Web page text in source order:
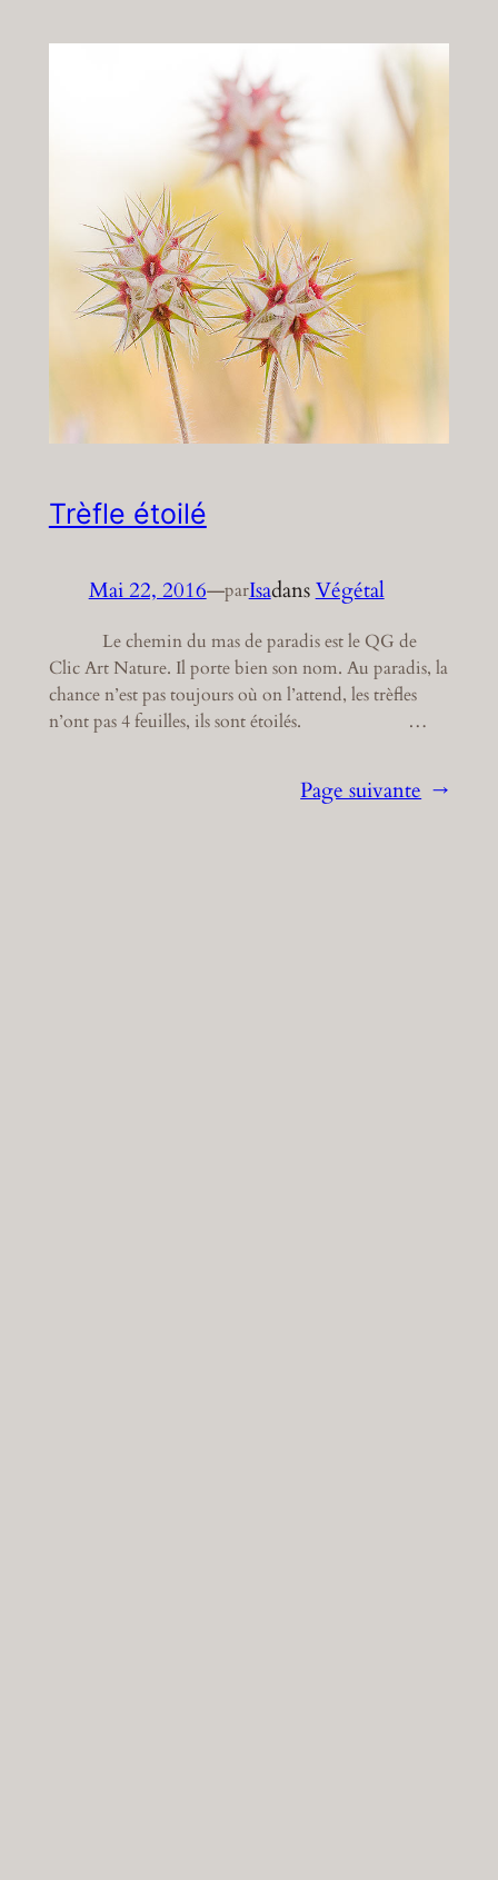
Trèfle étoilé
Mai 22, 2016—parIsadansVégétal
Le chemin du mas de paradis est le QG de
Clic Art Nature. Il porte bien son nom. Au paradis, la
chance n’est pas toujours où on l’attend, les trèfles
n’ont pas 4 feuilles, ils sont étoilés. …
Page suivante →